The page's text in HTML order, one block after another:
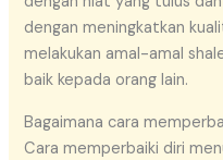
dengan meningkatkan
melakukan amal-amal
baik kepada orang lain.
Bagaimana cara
Cara memperbaiki diri